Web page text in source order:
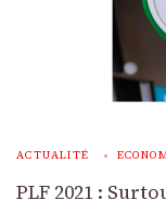
ACTUALITÉ
PLF 2021 :